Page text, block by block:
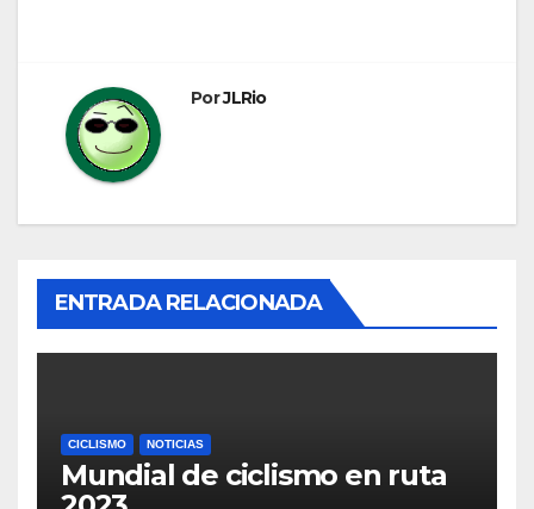
PorJLRio
ENTRADA RELACIONADA
CICLISMO NOTICIAS
Mundial de ciclismo en ruta